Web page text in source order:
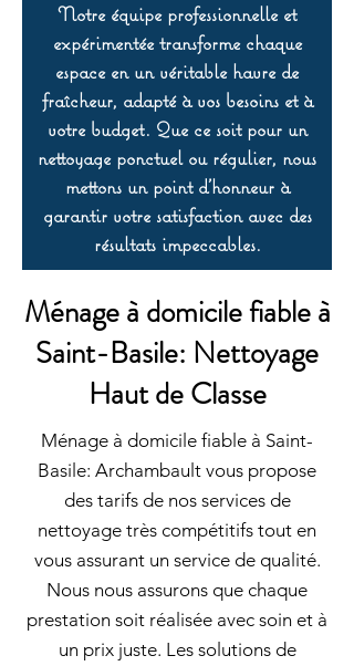
Notre équipe professionnelle et
expérimentée transforme chaque
espace en un véritable havre de
fraîcheur, adapté à vos besoins et à
votre budget. Que ce soit pour un
nettoyage ponctuel ou régulier, nous
mettons un point d’honneur à
garantir votre satisfaction avec des
résultats impeccables.
Ménage à domicile fiable à
Saint-Basile: Nettoyage
Haut de Classe
Ménage à domicile fiable à Saint-
Basile: Archambault vous propose
des tarifs de nos services de
nettoyage très compétitifs tout en
vous assurant un service de qualité.
Nous nous assurons que chaque
prestation soit réalisée avec soin et à
un prix juste. Les solutions de